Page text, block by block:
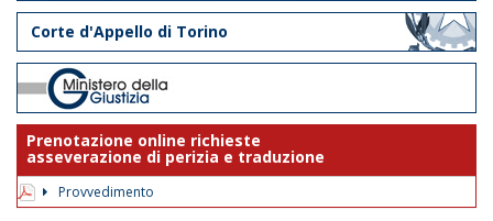
Corte d'Appello di Torino
Prenotazione online richieste
asseverazione di perizia e traduzione
Provvedimento